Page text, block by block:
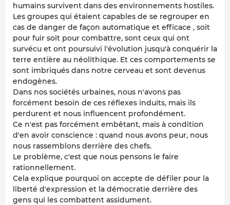
humains survivent dans des environnements hostiles.
Les groupes qui étaient capables de se regrouper en
cas de danger de façon automatique et efficace , soit
pour fuir soit pour combattre, sont ceux qui ont
survécu et ont poursuivi l'évolution jusqu'à conquérir la
terre entière au néolithique. Et ces comportements se
sont imbriqués dans notre cerveau et sont devenus
endogènes.
Dans nos sociétés urbaines, nous n'avons pas
forcément besoin de ces réflexes induits, mais ils
perdurent et nous influencent profondément.
Ce n'est pas forcément embêtant, mais à condition
d'en avoir conscience : quand nous avons peur, nous
nous rassemblons derrière des chefs.
Le problème, c'est que nous pensons le faire
rationnellement.
Cela explique pourquoi on accepte de défiler pour la
liberté d'expression et la démocratie derrière des
gens qui les combattent assidument.